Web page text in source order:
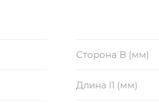
Сторона B (мм)
Длина l1 (мм)